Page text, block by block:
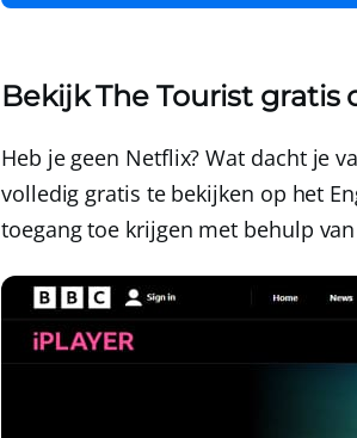
Bekijk The Tourist gratis
Heb je geen Netflix? Wat dacht je
volledig gratis te bekijken op het
toegang toe krijgen met behulp